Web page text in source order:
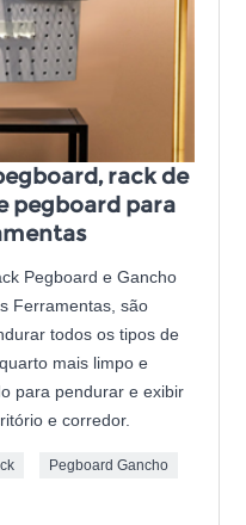
rack de
pegboard para
Pegboard e Gancho
Ferramentas, são
todos os tipos de
mais limpo e
para pendurar e exibir
e corredor.
Pegboard Gancho